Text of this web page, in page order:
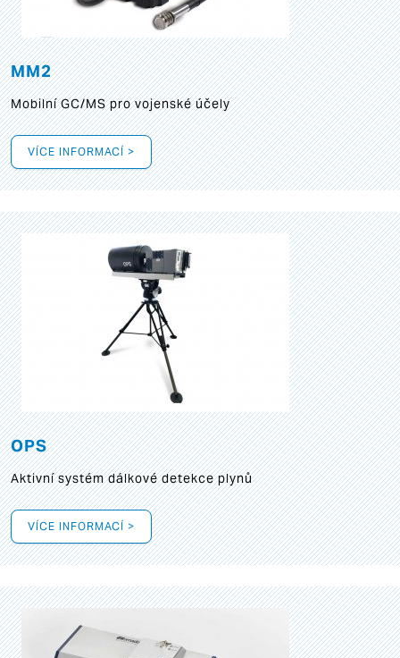
MM2
Mobilní GC/MS pro vojenské účely
VÍCE INFORMACÍ >
OPS
Aktivní systém dálkové detekce plynů
VÍCE INFORMACÍ >